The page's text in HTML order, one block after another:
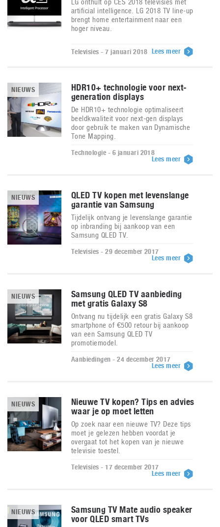
LG onthult op CES 2018 televisies met
artificial intelligence. LG 2018 TV line-up
brengt home entertainment naar een
hoger niveau.
Televisies - 7 januari 2018 Lees meer
NIEUWS
HDR10+ technologie voor next-
generation displays
De HDR10+ technologie optimaliseert
beeldkwaliteit voor next-gen displays
door gebruik te maken van Dynamische
Tone Mapping.
Technologie - 6 januari 2018
Lees meer
NIEUWS
QLED TV kopen met levenslange
garantie van Samsung
Tijdelijk ontvang je levenslange garantie
op inbranding bij aankoop van een
Samsung QLED TV.
Televisies - 29 december 2017
Lees meer
NIEUWS
Samsung QLED TV aanbieding
met gratis Galaxy S8
Ontvang nu tijdelijk een gratis Galaxy S8
smartphone of €500 retour bij aankoop
van een Samsung QLED TV
promotiemodel.
Aanbiedingen - 24 december 2017
Lees meer
NIEUWS
Nieuwe TV kopen? Tips en advies
waar je op moet letten
Op zoek naar een nieuwe TV? Deze tips
moet je gelezen hebben voordat je
overgaat tot het kopen van je nieuwe
televisie toestel.
Televisies - 17 december 2017
Lees meer
NIEUWS
Samsung TV Mate audio speaker
voor QLED smart TVs